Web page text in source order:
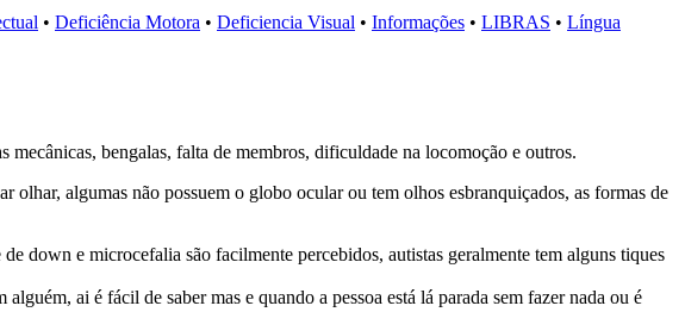
• Deficiência Motora • Deficiencia Visual • Informações • LIBRAS • Língua
bengalas, falta de membros, dificuldade na locomoção e outros.
olhar, algumas não possuem o globo ocular ou tem olhos esbranquiçados, as formas de
down e microcefalia são facilmente percebidos, autistas geralmente tem alguns tiques
ai é fácil de saber mas e quando a pessoa está lá parada sem fazer nada ou é